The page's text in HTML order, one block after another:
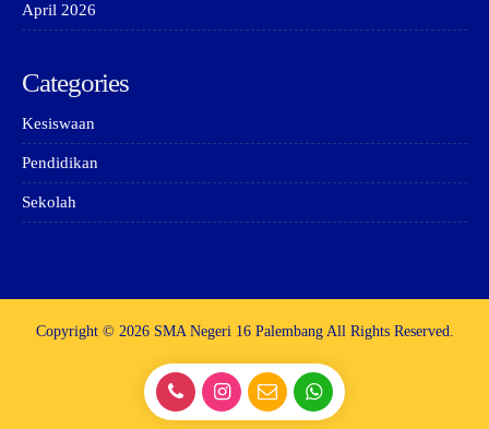
April 2026
Categories
Kesiswaan
Pendidikan
Sekolah
Copyright © 2026 SMA Negeri 16 Palembang All Rights Reserved.